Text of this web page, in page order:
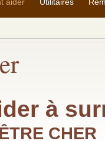
à
CHER